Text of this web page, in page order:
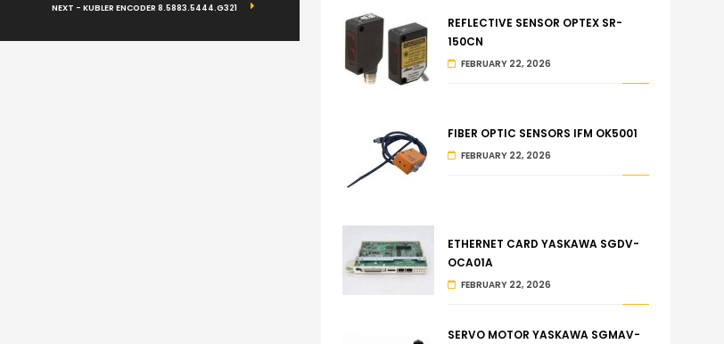
NEXT - KUBLER ENCODER 8.5883.5444.G321
REFLECTIVE SENSOR OPTEX SR-
150CN
FEBRUARY 22, 2026
FIBER OPTIC SENSORS IFM OK5001
FEBRUARY 22, 2026
ETHERNET CARD YASKAWA SGDV-
OCA01A
FEBRUARY 22, 2026
SERVO MOTOR YASKAWA SGMAV-